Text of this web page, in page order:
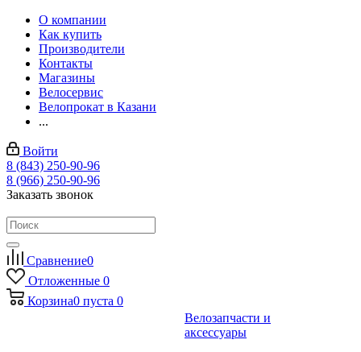
О компании
Как купить
Производители
Контакты
Магазины
Велосервис
Велопрокат в Казани
...
Войти
8 (843) 250-90-96
8 (966) 250-90-96
Заказать звонок
Сравнение0
Отложенные 0
Корзина0 пуста 0
Велозапчасти и
аксессуары